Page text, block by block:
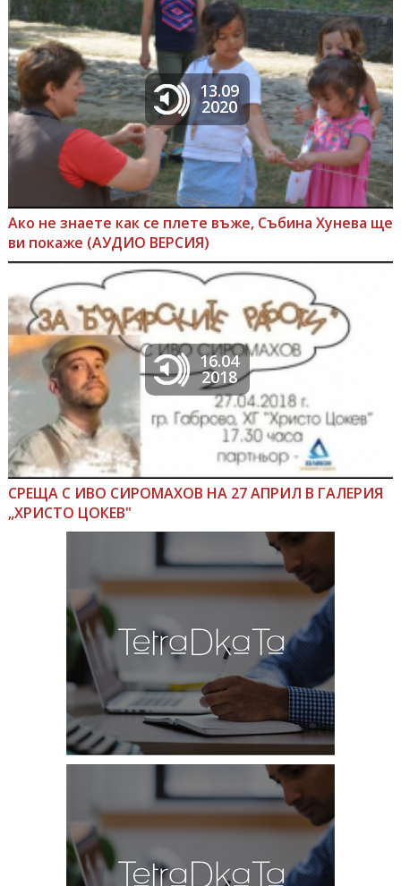
13.09
2020
Ако не знаете как се плете въже, Събина Хунева ще
ви покаже (АУДИО ВЕРСИЯ)
16.04
2018
СРЕЩА С ИВО СИРОМАХОВ НА 27 АПРИЛ В ГАЛЕРИЯ
„ХРИСТО ЦОКЕВ"